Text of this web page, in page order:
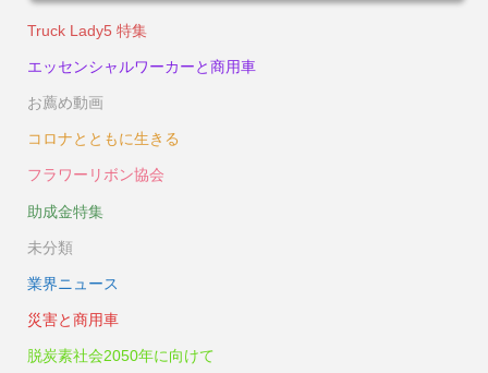
Truck Lady5 特集
エッセンシャルワーカーと商用車
お薦め動画
コロナとともに生きる
フラワーリボン協会
助成金特集
未分類
業界ニュース
災害と商用車
脱炭素社会2050年に向けて